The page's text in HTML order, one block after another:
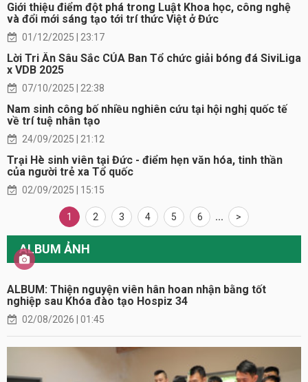
Giới thiệu điểm đột phá trong Luật Khoa học, công nghệ
và đổi mới sáng tạo tới trí thức Việt ở Đức
01/12/2025 | 23:17
Lời Tri Ân Sâu Sắc CỦA Ban Tổ chức giải bóng đá SiviLiga
x VDB 2025
07/10/2025 | 22:38
Nam sinh công bố nhiều nghiên cứu tại hội nghị quốc tế
về trí tuệ nhân tạo
24/09/2025 | 21:12
Trại Hè sinh viên tại Đức - điểm hẹn văn hóa, tinh thần
của người trẻ xa Tổ quốc
02/09/2025 | 15:15
1 2 3 4 5 6 ... >
ALBUM ẢNH
ALBUM: Thiện nguyện viên hân hoan nhận bằng tốt
nghiệp sau Khóa đào tạo Hospiz 34
02/08/2026 | 01:45